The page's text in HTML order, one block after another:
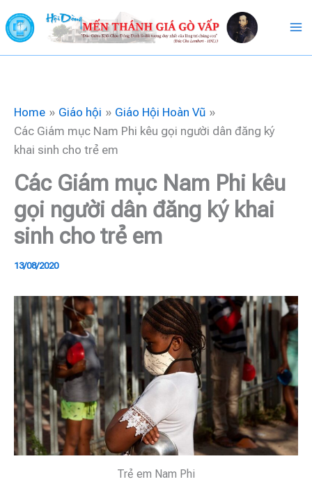
to
content
Home Giáo hội
Giáo Hội Hoàn Vũ
Các Giám mục Nam Phi kêu gọi người dân đăng ký
khai sinh cho trẻ em
Các Giám mục Nam Phi kêu
gọi người dân đăng ký khai
sinh cho trẻ em
13/08/2020
Trẻ em Nam Phi